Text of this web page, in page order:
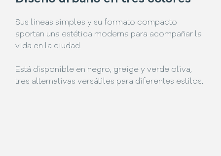
Sus líneas simples y su formato compacto
aportan una estética moderna para acompañar la
vida en la ciudad.
Está disponible en negro, greige y verde oliva,
tres alternativas versátiles para diferentes estilos.